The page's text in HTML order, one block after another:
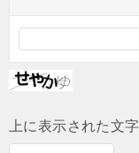
上に表示された文